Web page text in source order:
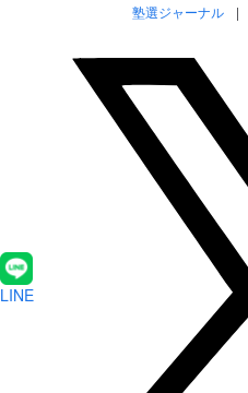
塾選ジャーナル
LINE